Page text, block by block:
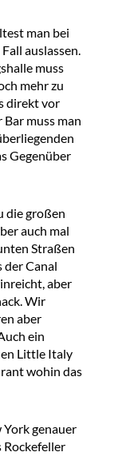
man bei
auslassen.
muss
mehr zu
direkt vor
muss man
Gegenüber
die großen
auch mal
Straßen
der Canal
aber
Wir
aber
ein
Little Italy
wohin das
genauer
Rockefeller